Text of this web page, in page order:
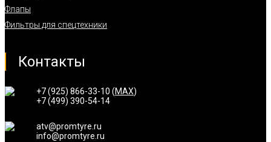
Флапы
Фильтры для спецтехники
Контакты
+7 (925) 866-33-10 (MAX)
+7 (499) 390-54-14
atv@promtyre.ru
info@promtyre.ru